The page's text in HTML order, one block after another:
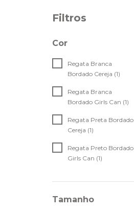
Filtros
Cor
Regata Branca
Bordado Cereja (1)
Regata Branca
Bordado Girls Can (1)
Regata Preta Bordado
Cereja (1)
Regata Preto Bordado
Girls Can (1)
Tamanho